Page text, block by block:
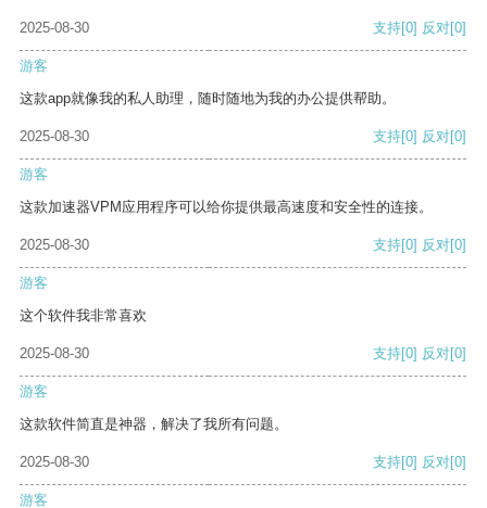
2025-08-30 支持[0] 反对[0]
游客
这款app就像我的私人助理，随时随地为我的办公提供帮助。
2025-08-30 支持[0] 反对[0]
游客
这款加速器VPM应用程序可以给你提供最高速度和安全性的连接。
2025-08-30 支持[0] 反对[0]
游客
这个软件我非常喜欢
2025-08-30 支持[0] 反对[0]
游客
这款软件简直是神器，解决了我所有问题。
2025-08-30 支持[0] 反对[0]
游客